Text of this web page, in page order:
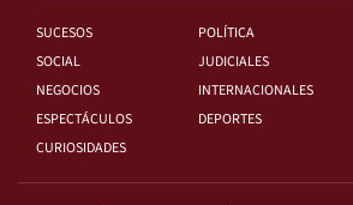
SUCESOS
POLÍTICA
SOCIAL
JUDICIALES
NEGOCIOS
INTERNACIONALES
ESPECTÁCULOS
DEPORTES
CURIOSIDADES